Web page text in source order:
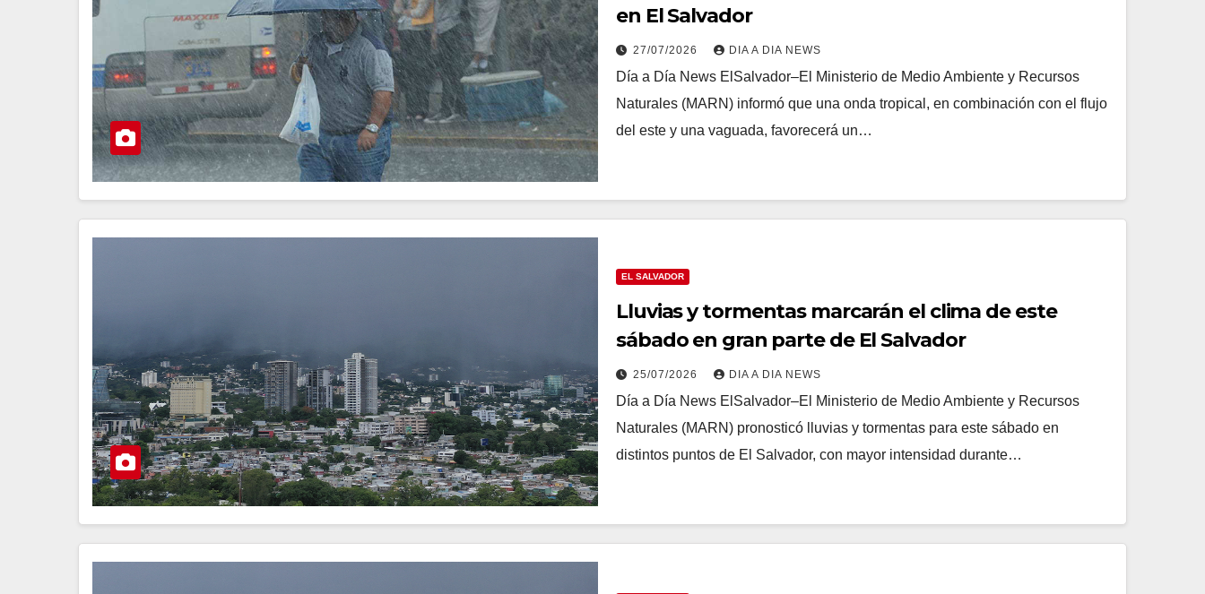
en El Salvador
27/07/2026 DIA A DIA NEWS
Día a Día News ElSalvador–El Ministerio de Medio Ambiente y Recursos
Naturales (MARN) informó que una onda tropical, en combinación con el flujo
del este y una vaguada, favorecerá un…
EL SALVADOR
Lluvias y tormentas marcarán el clima de este
sábado en gran parte de El Salvador
25/07/2026 DIA A DIA NEWS
Día a Día News ElSalvador–El Ministerio de Medio Ambiente y Recursos
Naturales (MARN) pronosticó lluvias y tormentas para este sábado en
distintos puntos de El Salvador, con mayor intensidad durante…